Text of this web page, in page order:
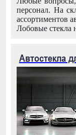
персонал. На
ассортиментов
Лобовые стекла
Автостекла